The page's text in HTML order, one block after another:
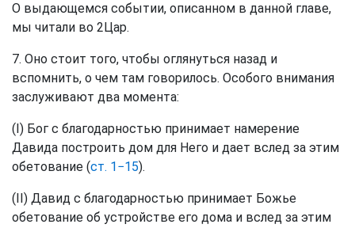
О выдающемся событии, описанном в данной главе,
мы читали во 2Цар.
7. Оно стоит того, чтобы оглянуться назад и
вспомнить, о чем там говорилось. Особого внимания
заслуживают два момента:
(I) Бог с благодарностью принимает намерение
Давида построить дом для Него и дает вслед за этим
обетование (ст. 1−15).
(II) Давид с благодарностью принимает Божье
обетование об устройстве его дома и вслед за этим